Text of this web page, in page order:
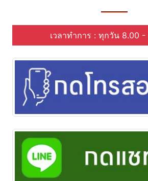
เวลาทำการ : ทุกวัน 8.00 -